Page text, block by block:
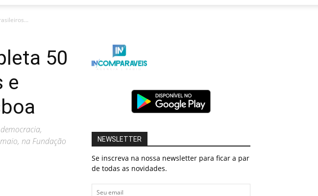
50
e
na Fundação
NEWSLETTER
Se inscreva na nossa newsletter para ficar a par
de todas as novidades.